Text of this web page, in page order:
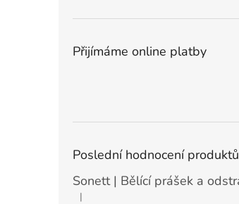
Přijímáme online platby
Poslední hodnocení produktů
|